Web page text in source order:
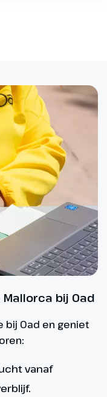
bij Oad
bij Oad en geniet
vanaf